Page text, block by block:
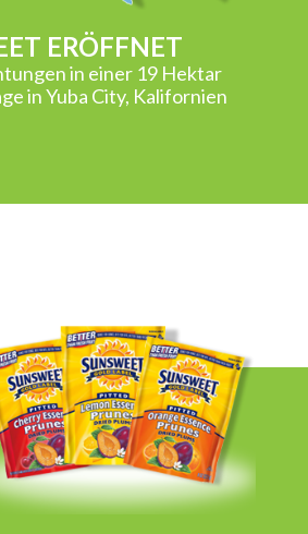
ERÖFFNET
in einer 19 Hektar
in Yuba City, Kalifornien